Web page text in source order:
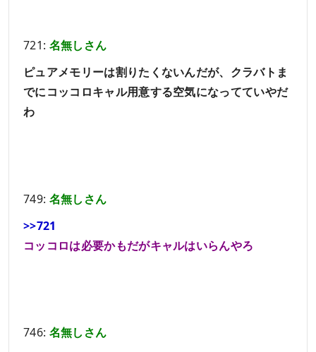
721: 名無しさん
ピュアメモリーは割りたくないんだが、クラバトま
でにコッコロキャル用意する空気になってていやだ
わ
749: 名無しさん
>>721
コッコロは必要かもだがキャルはいらんやろ
746: 名無しさん